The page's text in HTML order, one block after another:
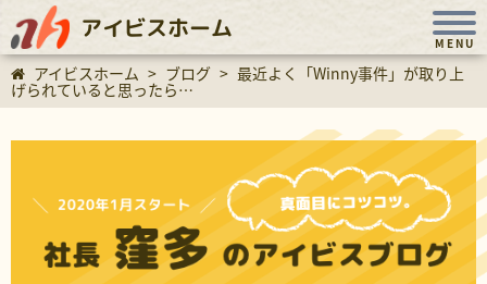
アイビスホーム
MENU
アイビスホーム > ブログ > 最近よく「Winny事件」が取り上
げられていると思ったら…